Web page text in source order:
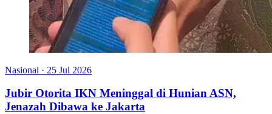
Nasional · 25 Jul 2026
Jubir Otorita IKN Meninggal di Hunian ASN,
Jenazah Dibawa ke Jakarta